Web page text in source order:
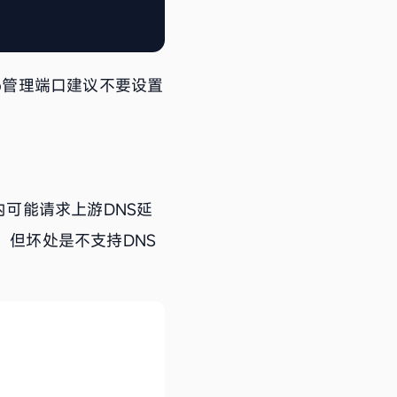
理端口建议不要设置
能请求上游DNS延
但坏处是不支持DNS